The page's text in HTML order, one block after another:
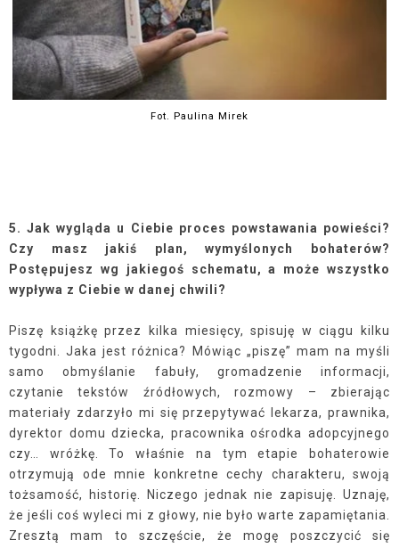
Fot. Paulina Mirek
5. Jak wygląda u Ciebie proces powstawania powieści?
Czy masz jakiś plan, wymyślonych bohaterów?
Postępujesz wg jakiegoś schematu, a może wszystko
wypływa z Ciebie w danej chwili?
Piszę książkę przez kilka miesięcy, spisuję w ciągu kilku
tygodni. Jaka jest różnica? Mówiąc „piszę” mam na myśli
samo obmyślanie fabuły, gromadzenie informacji,
czytanie tekstów źródłowych, rozmowy – zbierając
materiały zdarzyło mi się przepytywać lekarza, prawnika,
dyrektor domu dziecka, pracownika ośrodka adopcyjnego
czy… wróżkę. To właśnie na tym etapie bohaterowie
otrzymują ode mnie konkretne cechy charakteru, swoją
tożsamość, historię. Niczego jednak nie zapisuję. Uznaję,
że jeśli coś wyleci mi z głowy, nie było warte zapamiętania.
Zresztą mam to szczęście, że mogę poszczycić się